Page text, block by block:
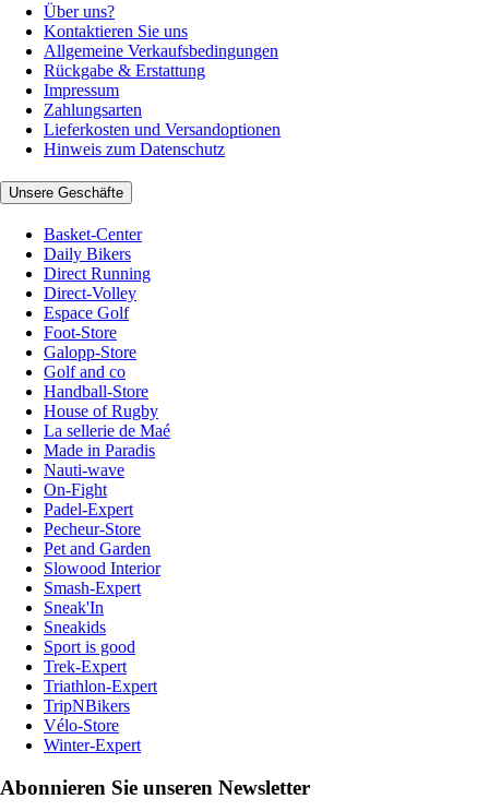
Über uns?
Kontaktieren Sie uns
Allgemeine Verkaufsbedingungen
Rückgabe & Erstattung
Impressum
Zahlungsarten
Lieferkosten und Versandoptionen
Hinweis zum Datenschutz
Unsere Geschäfte
Basket-Center
Daily Bikers
Direct Running
Direct-Volley
Espace Golf
Foot-Store
Galopp-Store
Golf and co
Handball-Store
House of Rugby
La sellerie de Maé
Made in Paradis
Nauti-wave
On-Fight
Padel-Expert
Pecheur-Store
Pet and Garden
Slowood Interior
Smash-Expert
Sneak'In
Sneakids
Sport is good
Trek-Expert
Triathlon-Expert
TripNBikers
Vélo-Store
Winter-Expert
Abonnieren Sie unseren Newsletter